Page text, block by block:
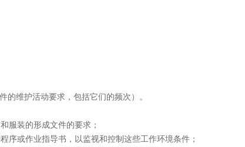
维护活动要求，包括它们的频次）。
装的形成文件的要求；
或作业指导书，以监视和控制这些工作环境条件；